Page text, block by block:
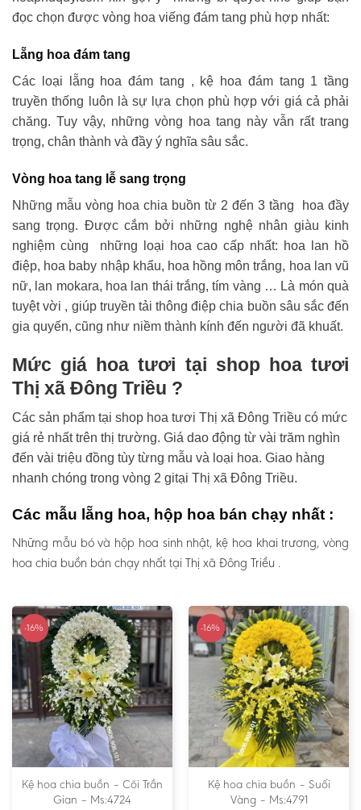
đọc chọn được vòng hoa viếng đám tang phù hợp nhất:
Lẵng hoa đám tang
Các loại lẵng hoa đám tang , kệ hoa đám tang 1 tầng
truyền thống luôn là sự lựa chọn phù hợp với giá cả phải
chăng. Tuy vậy, những vòng hoa tang này vẫn rất trang
trọng, chân thành và đầy ý nghĩa sâu sắc.
Vòng hoa tang lễ sang trọng
Những mẫu vòng hoa chia buồn từ 2 đến 3 tầng hoa đầy
sang trọng. Được cắm bởi những nghệ nhân giàu kinh
nghiệm cùng những loại hoa cao cấp nhất: hoa lan hồ
điệp, hoa baby nhập khẩu, hoa hồng môn trắng, hoa lan vũ
nữ, lan mokara, hoa lan thái trắng, tím vàng … Là món quà
tuyệt vời , giúp truyền tải thông điệp chia buồn sâu sắc đến
gia quyến, cũng như niềm thành kính đến người đã khuất.
Mức giá hoa tươi tại shop hoa tươi
Thị xã Đông Triều ?
Các sản phẩm tại shop hoa tươi Thị xã Đông Triều có mức
giá rẻ nhất trên thị trường. Giá dao động từ vài trăm nghìn
đến vài triệu đồng tùy từng mẫu và loại hoa. Giao hàng
nhanh chóng trong vòng 2 gitại Thị xã Đông Triều.
Các mẫu lẵng hoa, hộp hoa bán chạy nhất :
Những mẫu bó và hộp hoa sinh nhật, kệ hoa khai trương, vòng
hoa chia buồn bán chạy nhất tại Thị xã Đông Triều .
-16%
Kệ hoa chia buồn – Cõi Trần
Gian – Ms:4724
-16%
Kệ hoa chia buồn – Suối
Vàng – Ms:4791